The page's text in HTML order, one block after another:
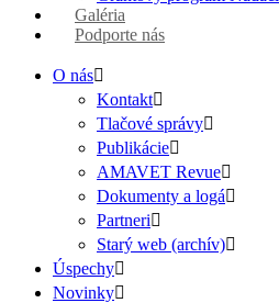
Galéria
Podporte nás
O nás
Kontakt
Tlačové správy
Publikácie
AMAVET Revue
Dokumenty a logá
Partneri
Starý web (archív)
Úspechy
Novinky